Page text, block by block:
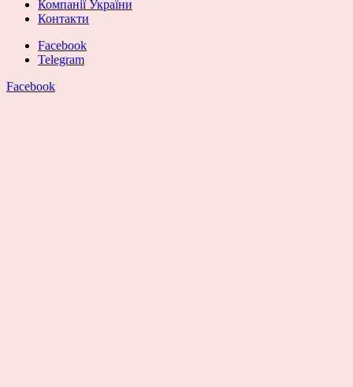
Компанії України
Контакти
Facebook
Telegram
Facebook